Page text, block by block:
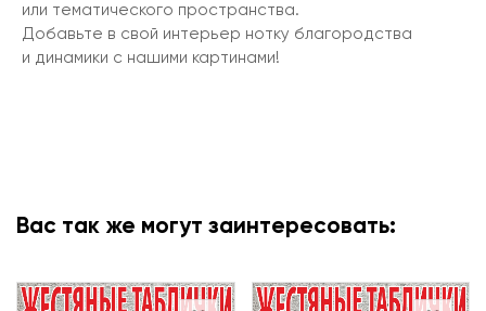
или тематического пространства.
Добавьте в свой интерьер нотку благородства
и динамики с нашими картинами!
Вас так же могут заинтересовать: